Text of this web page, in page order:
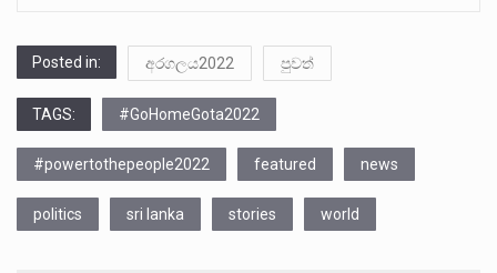
Posted in: අරගලය2022 පුවත්
TAGS: #GoHomeGota2022
#powertothepeople2022 featured news
politics sri lanka stories world